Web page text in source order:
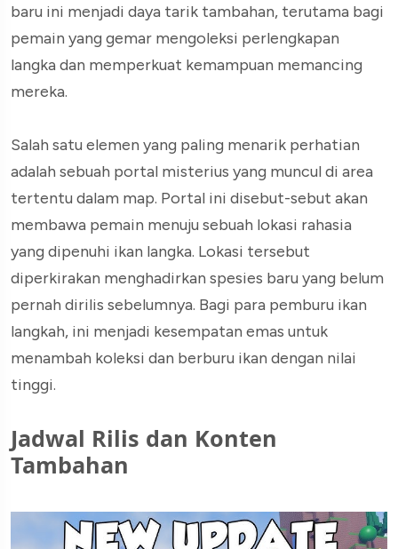
baru ini menjadi daya tarik tambahan, terutama bagi
pemain yang gemar mengoleksi perlengkapan
langka dan memperkuat kemampuan memancing
mereka.
Salah satu elemen yang paling menarik perhatian
adalah sebuah portal misterius yang muncul di area
tertentu dalam map. Portal ini disebut-sebut akan
membawa pemain menuju sebuah lokasi rahasia
yang dipenuhi ikan langka. Lokasi tersebut
diperkirakan menghadirkan spesies baru yang belum
pernah dirilis sebelumnya. Bagi para pemburu ikan
langkah, ini menjadi kesempatan emas untuk
menambah koleksi dan berburu ikan dengan nilai
tinggi.
Jadwal Rilis dan Konten
Tambahan